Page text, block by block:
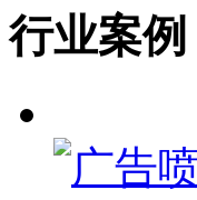
行业案例